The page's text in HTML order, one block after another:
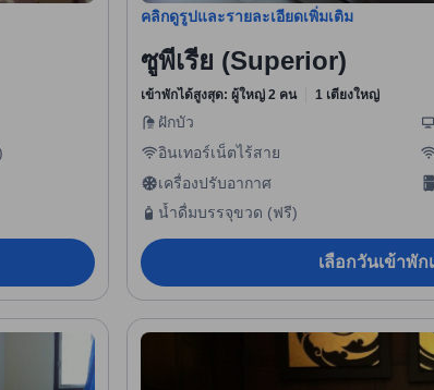
คลิกดูรูปและรายละเอียดเพิ่มเติม
ซูพีเรีย (Superior)
เข้าพักได้สูงสุด: ผู้ใหญ่ 2 คน 1 เตียงใหญ่
ฝักบัว
อินเทอร์เน็ตไร้สาย
เครื่องปรับอากาศ
น้ำดื่มบรรจุขวด (ฟรี)
เลือกวันเข้าพัก